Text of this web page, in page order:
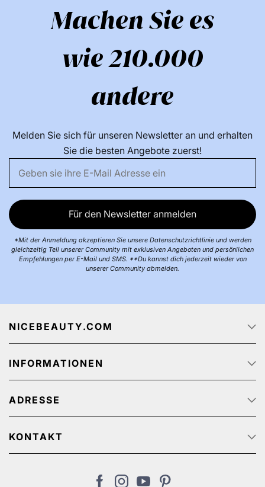
Machen Sie es
wie 210.000
andere
Melden Sie sich für unseren Newsletter an und erhalten
Sie die besten Angebote zuerst!
Für den Newsletter anmelden
*Mit der Anmeldung akzeptieren Sie unsere Datenschutzrichtlinie und werden
gleichzeitig Teil unserer Community mit exklusiven Angeboten und persönlichen
Empfehlungen per E-Mail und SMS. **Du kannst dich jederzeit wieder von
unserer Community abmelden.
NICEBEAUTY.COM
Startseite
Über uns
Jobs
Sendungsverfolgung
INFORMATIONEN
Datenschutz
AGB
Personenbezogener Datenschutz
Rücksendung
ADRESSE
NiceBeauty ApS
Stærevej 2,
6705 Esbjerg, Denmark
KONTAKT
Kundenservice: (+45) 32 200 200 (We speak English)